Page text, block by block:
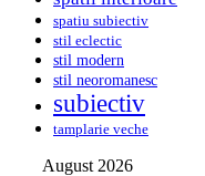
spatiu subiectiv
stil eclectic
stil modern
stil neoromanesc
subiectiv
tamplarie veche
August 2026